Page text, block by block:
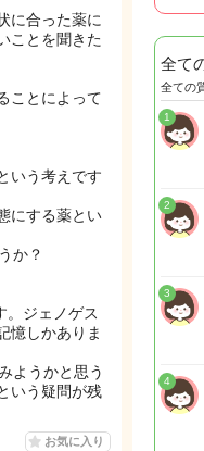
に合った薬に
ことを聞きた
ことによって
いう考えです
にする薬とい
か？
。ジェノゲス
憶しかありま
ようかと思う
いう疑問が残
お気に入り
全て
全ての
1
2
3
4